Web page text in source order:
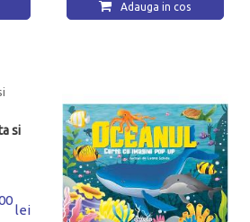
Adauga in cos
si
lei